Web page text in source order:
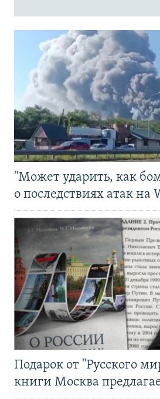
"Может ударить, как
о последствиях атак на
Подарок от "Русского
книги Москва